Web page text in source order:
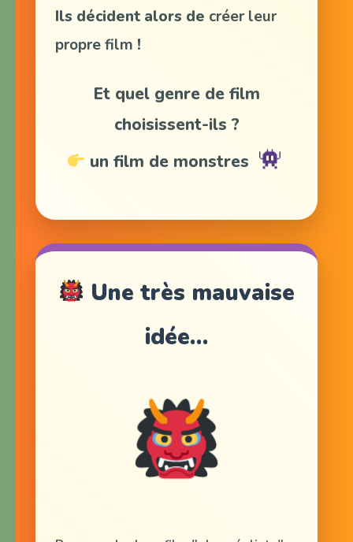
Ils décident alors de créer leur
propre film !
Et quel genre de film
choisissent-ils ?
un film de monstres
Une très mauvaise
idée…